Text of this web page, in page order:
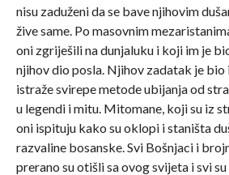
nisu zaduženi da se bave njihovim
žive same. Po masovnim
oni zgriješili na dunjaluku i koji im je
njihov dio posla. Njihov zadatak je bio
istraže svirepe metode ubijanja od
u legendi i mitu. Mitomane, koji su iz
oni ispituju kako su oklopi i staništa
razvaline bosanske. Svi Bošnjaci i
prerano su otišli sa ovog svijeta i svi